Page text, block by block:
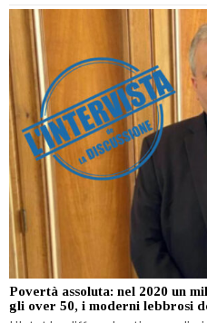
Povertà assoluta: nel 2020 un
gli over 50, i moderni lebbrosi